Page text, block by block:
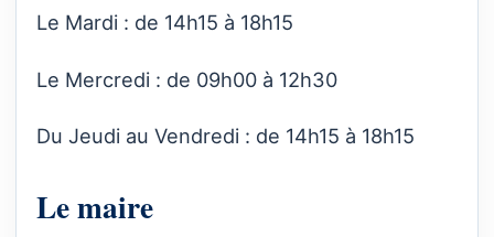
Le Mardi : de 14h15 à 18h15
Le Mercredi : de 09h00 à 12h30
Du Jeudi au Vendredi : de 14h15 à 18h15
Le maire